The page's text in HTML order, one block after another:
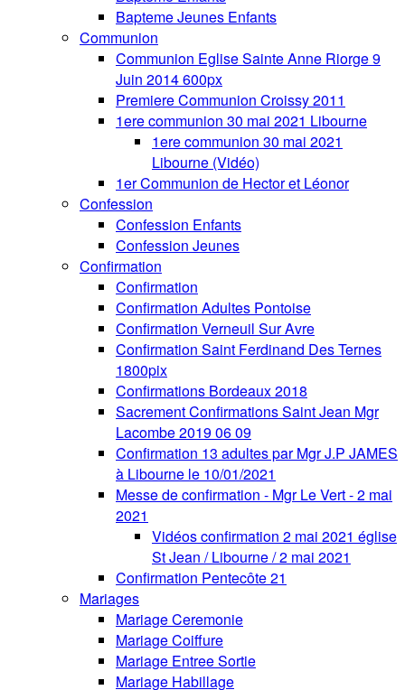
Bapteme Jeunes Enfants
Communion
Communion Eglise Sainte Anne Riorge 9
Juin 2014 600px
Premiere Communion Croissy 2011
1ere communion 30 mai 2021 Libourne
1ere communion 30 mai 2021
Libourne (Vidéo)
1er Communion de Hector et Léonor
Confession
Confession Enfants
Confession Jeunes
Confirmation
Confirmation
Confirmation Adultes Pontoise
Confirmation Verneuil Sur Avre
Confirmation Saint Ferdinand Des Ternes
1800pix
Confirmations Bordeaux 2018
Sacrement Confirmations Saint Jean Mgr
Lacombe 2019 06 09
Confirmation 13 adultes par Mgr J.P JAMES
à Libourne le 10/01/2021
Messe de confirmation - Mgr Le Vert - 2 mai
2021
Vidéos confirmation 2 mai 2021 église
St Jean / Libourne / 2 mai 2021
Confirmation Pentecôte 21
Mariages
Mariage Ceremonie
Mariage Coiffure
Mariage Entree Sortie
Mariage Habillage